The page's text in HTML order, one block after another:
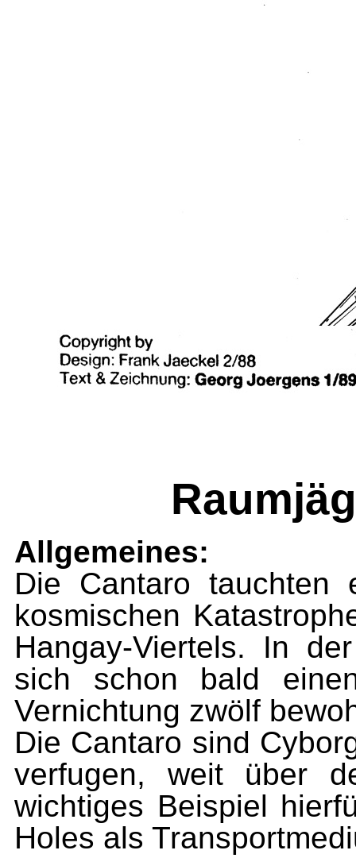
Allgemeines:
Die Cantaro tauchten
kosmi­schen
Hangay-Viertels. In
sich schon bald
Vernichtung zwölf
Die Cantaro sind
ver­fugen, weit über
wichtiges Bei­spiel
Holes als